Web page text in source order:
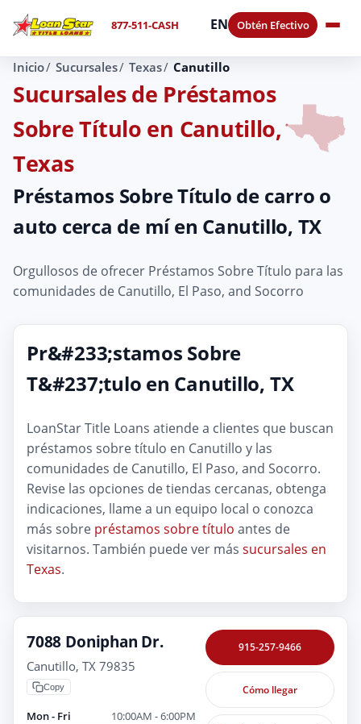
877-511-CASH EN Obtén Efectivo
Inicio Sucursales Texas Canutillo
Sucursales de Préstamos
Sobre Título en Canutillo,
Texas
Préstamos Sobre Título de carro o
auto cerca de mí en Canutillo, TX
Orgullosos de ofrecer Préstamos Sobre Título para las
comunidades de Canutillo, El Paso, and Socorro
Pr&#233;stamos Sobre
T&#237;tulo en Canutillo, TX
LoanStar Title Loans atiende a clientes que buscan
préstamos sobre título en Canutillo y las
comunidades de Canutillo, El Paso, and Socorro.
Revise las opciones de tiendas cercanas, obtenga
indicaciones, llame a un equipo local o conozca
más sobre préstamos sobre título antes de
visitarnos. También puede ver más sucursales en
Texas.
7088 Doniphan Dr.
Canutillo, TX 79835
Copy
Mon - Fri
10:00AM - 6:00PM
915-257-9466
Cómo llegar